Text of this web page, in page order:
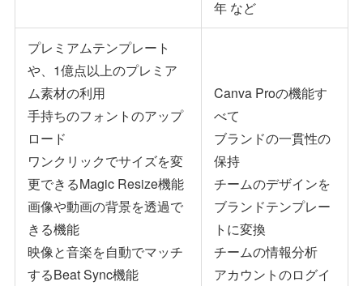
年 など
プレミアムテンプレート
や、1億点以上のプレミア
ム素材の利用
手持ちのフォントのアップ
ロード
ワンクリックでサイズを変
更できるMagic Resize機能
画像や動画の背景を透過で
きる機能
映像と音楽を自動でマッチ
するBeat Sync機能
Canva Proの機能す
べて
ブランドの一貫性の
保持
チームのデザインを
ブランドテンプレー
トに変換
チームの情報分析
アカウントのログイ